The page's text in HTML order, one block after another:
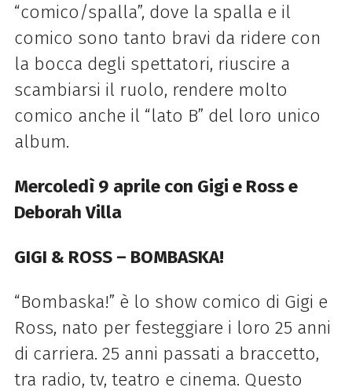
“comico/spalla”, dove la spalla e il
comico sono tanto bravi da ridere con
la bocca degli spettatori, riuscire a
scambiarsi il ruolo, rendere molto
comico anche il “lato B” del loro unico
album.
Mercoledì 9 aprile con Gigi e Ross e
Deborah Villa
GIGI & ROSS – BOMBASKA!
“Bombaska!” è lo show comico di Gigi e
Ross, nato per festeggiare i loro 25 anni
di carriera. 25 anni passati a braccetto,
tra radio, tv, teatro e cinema. Questo